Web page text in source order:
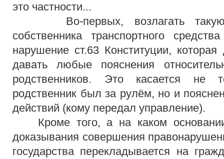
это частности...
Во-первых, возлагать такую
собственника транспортного
нарушение ст.63 Конституции, которая
давать любые пояснения
родственников. Это касается не
родственник был за рулём, но и
действий (кому передал управление).
Кроме того, а на каком основании
доказывания совершения
государства перекладывается на